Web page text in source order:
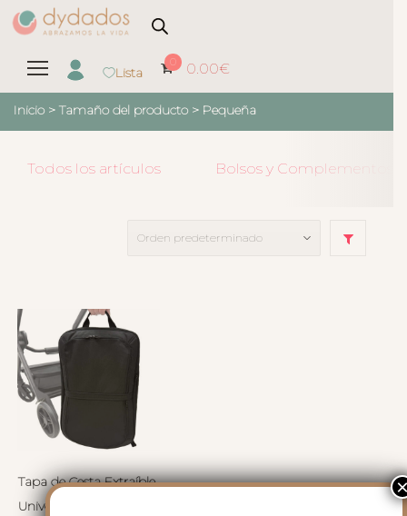
Lista
0 0.00€
Inicio > Tamaño del producto > Pequeña
Todos los artículos Bolsos y Complementos
Tapa de Cesta Extraíble
Universal